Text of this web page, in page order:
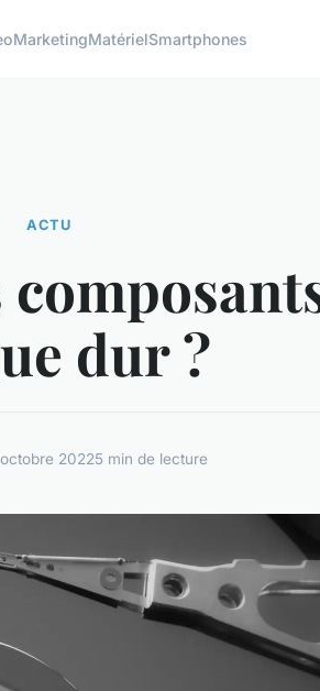
MarketingMatérielSmartphones
ACTU
dur ?
20225 min de lecture